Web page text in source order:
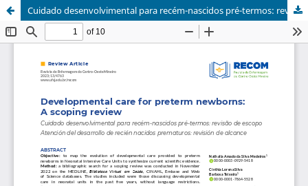
Cuidado desenvolvimental para recém-nascidos pré-termos: revisão de escopo